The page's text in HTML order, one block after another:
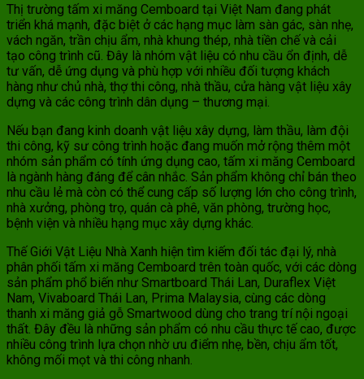
Thị trường tấm xi măng Cemboard tại Việt Nam đang phát
triển khá mạnh, đặc biệt ở các hạng mục làm sàn gác, sàn nhẹ,
vách ngăn, trần chịu ẩm, nhà khung thép, nhà tiền chế và cải
tạo công trình cũ. Đây là nhóm vật liệu có nhu cầu ổn định, dễ
tư vấn, dễ ứng dụng và phù hợp với nhiều đối tượng khách
hàng như chủ nhà, thợ thi công, nhà thầu, cửa hàng vật liệu xây
dựng và các công trình dân dụng – thương mại.
Nếu bạn đang kinh doanh vật liệu xây dựng, làm thầu, làm đội
thi công, kỹ sư công trình hoặc đang muốn mở rộng thêm một
nhóm sản phẩm có tính ứng dụng cao, tấm xi măng Cemboard
là ngành hàng đáng để cân nhắc. Sản phẩm không chỉ bán theo
nhu cầu lẻ mà còn có thể cung cấp số lượng lớn cho công trình,
nhà xưởng, phòng trọ, quán cà phê, văn phòng, trường học,
bệnh viện và nhiều hạng mục xây dựng khác.
Thế Giới Vật Liệu Nhà Xanh hiện tìm kiếm đối tác đại lý, nhà
phân phối tấm xi măng Cemboard trên toàn quốc, với các dòng
sản phẩm phổ biến như Smartboard Thái Lan, Duraflex Việt
Nam, Vivaboard Thái Lan, Prima Malaysia, cùng các dòng
thanh xi măng giả gỗ Smartwood dùng cho trang trí nội ngoại
thất. Đây đều là những sản phẩm có nhu cầu thực tế cao, được
nhiều công trình lựa chọn nhờ ưu điểm nhẹ, bền, chịu ẩm tốt,
không mối mọt và thi công nhanh.